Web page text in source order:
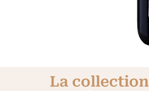
La collection